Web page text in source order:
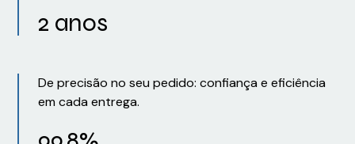
2 anos
De precisão no seu pedido: confiança e eficiência
em cada entrega.